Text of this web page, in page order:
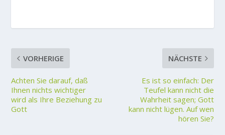
VORHERIGE
Achten Sie darauf, daß
Ihnen nichts wichtiger
wird als Ihre Beziehung zu
Gott
NÄCHSTE
Es ist so einfach: Der
Teufel kann nicht die
Wahrheit sagen; Gott
kann nicht lügen. Auf wen
hören Sie?